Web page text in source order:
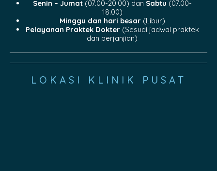
Senin – Jumat(07.00-20.00) dan Sabtu (07.00-
18.00)
Minggu dan hari besar(Libur)
Pelayanan Praktek Dokter(Sesuai jadwal praktek
dan perjanjian)
LOKASI KLINIK PUSAT